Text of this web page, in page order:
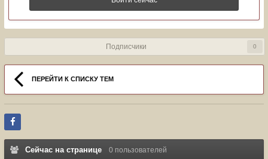
Подписчики 0
ПЕРЕЙТИ К СПИСКУ ТЕМ
Сейчас на странице 0 пользователей